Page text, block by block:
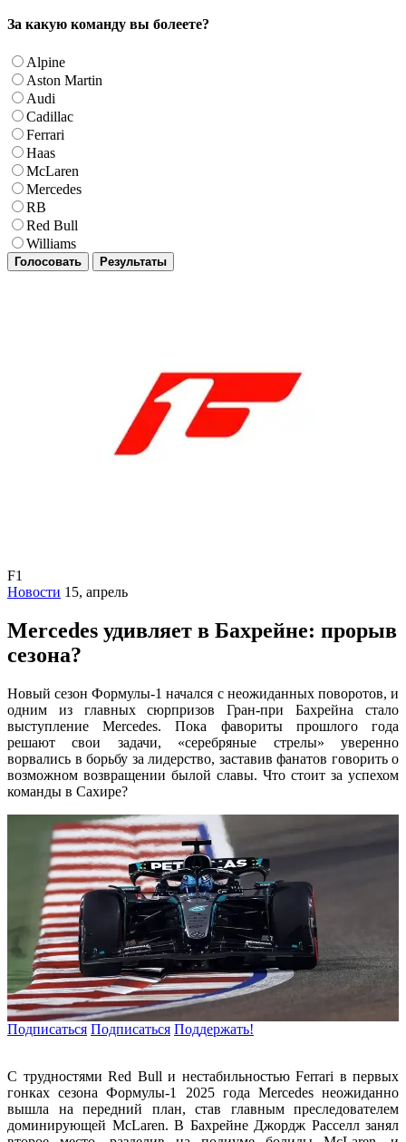
За какую команду вы болеете?
Alpine
Aston Martin
Audi
Cadillac
Ferrari
Haas
McLaren
Mercedes
RB
Red Bull
Williams
Голосовать Результаты
F1
Новости 15, апрель
Mercedes удивляет в Бахрейне: прорыв
сезона?
Новый сезон Формулы-1 начался с неожиданных поворотов, и
одним из главных сюрпризов Гран-при Бахрейна стало
выступление Mercedes. Пока фавориты прошлого года
решают свои задачи, «серебряные стрелы» уверенно
ворвались в борьбу за лидерство, заставив фанатов говорить о
возможном возвращении былой славы. Что стоит за успехом
команды в Сахире?
Подписаться Подписаться Поддержать!
С трудностями Red Bull и нестабильностью Ferrari в первых
гонках сезона Формулы-1 2025 года Mercedes неожиданно
вышла на передний план, став главным преследователем
доминирующей McLaren. В Бахрейне Джордж Расселл занял